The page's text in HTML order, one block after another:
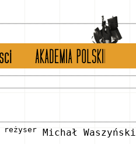
english version
reżyser Michał Waszyński